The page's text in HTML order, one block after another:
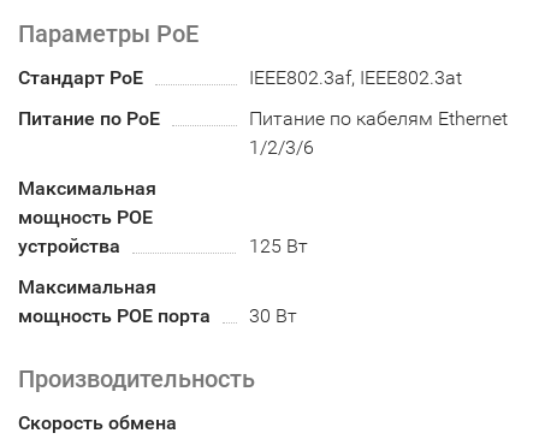
Параметры PoE
Стандарт PoE
IEEE802.3af, IEEE802.3at
Питание по PoE
Питание по кабелям Ethernet
1/2/3/6
Максимальная
мощность POE
устройства
125 Вт
Максимальная
мощность POE порта
30 Вт
Производительность
Скорость обмена